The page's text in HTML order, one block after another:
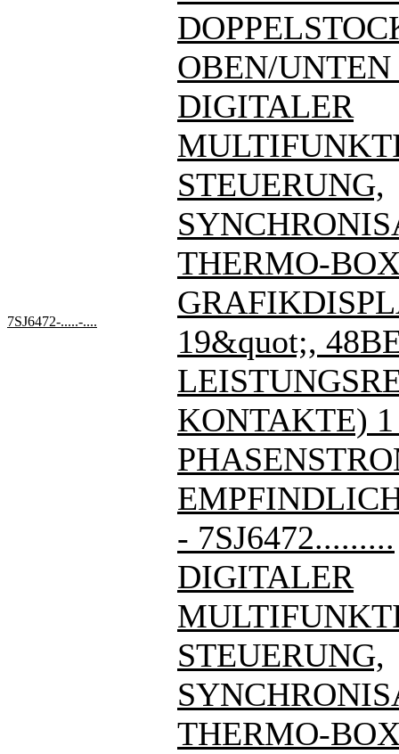
OBEN/UNTEN
7SJ6472-.....-....
DIGITALER
STEUERUNG,
THERMO-
19&quot;,
KONTAKTE)
- 7SJ6472.........
DIGITALER
STEUERUNG,
THERMO-